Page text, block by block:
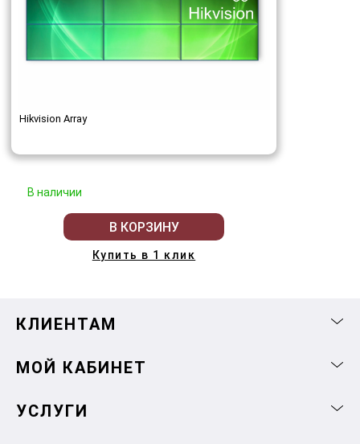
Hikvision Array
В наличии
В КОРЗИНУ
Купить в 1 клик
КЛИЕНТАМ
МОЙ КАБИНЕТ
УСЛУГИ